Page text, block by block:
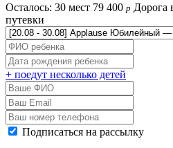
Осталось: 30 мест 79 400 p Дорога
путевки
+ поедут несколько детей
Подписаться на рассылку